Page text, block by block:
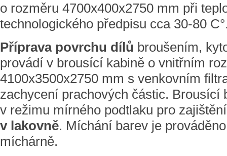
o rozměru 4700x400x2750 mm při
technologického předpisu cca 30-80
Příprava povrchu dílů broušením,
provádí v brousící kabině o vnitřním
4100x3500x2750 mm s venkovním
zachycení prachových částic. Brousící
v režimu mírného podtlaku pro
v lakovně. Míchání barev je
míchárně.